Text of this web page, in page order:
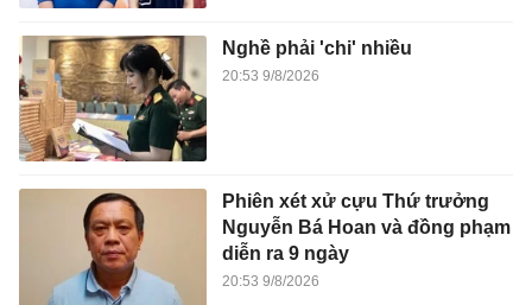
Nghề phải 'chi' nhiều
20:53 9/8/2026
Phiên xét xử cựu Thứ trưởng
Nguyễn Bá Hoan và đồng phạm
diễn ra 9 ngày
20:53 9/8/2026